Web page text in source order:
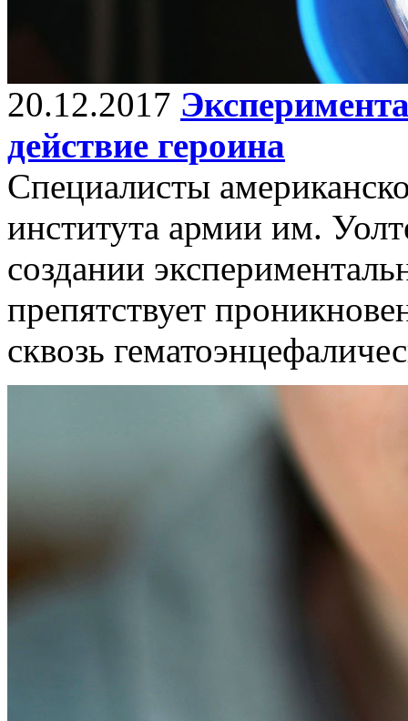
20.12.2017
действие героина
Специалисты
института армии им.
создании
препятствует
сквозь